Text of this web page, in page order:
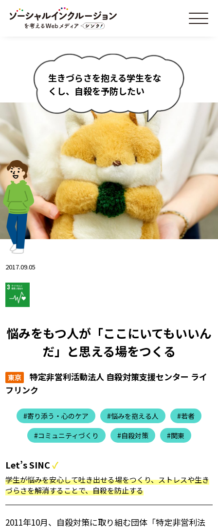
生きづらさを抱える学生をな
くし、自殺を予防したい
2017.09.05
悩みをもつ人が「ここにいてもいいん
だ」と思える場をつくる
東京
特定非営利活動法人 自殺対策支援センター ライ
フリンク
#寄り添う・心のケア #悩みを抱える人
#若者
#コミュニティづくり
#自殺対策 #関東
Let’s SINC
学生が悩みを安心して吐き出せる場をつくり、ストレスや生き
づらさを解消することで、自殺を防止する
2011年10月、自殺対策に取り組む団体「特定非営利法